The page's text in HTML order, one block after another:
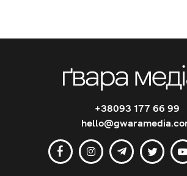
+38093 177 66 99